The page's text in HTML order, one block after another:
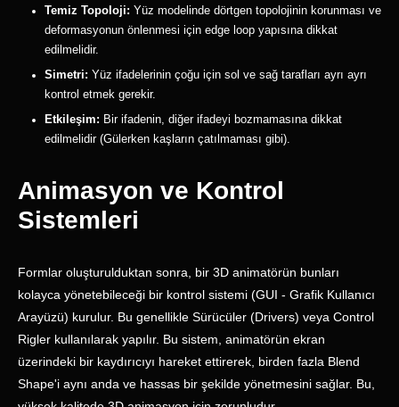
Temiz Topoloji: Yüz modelinde dörtgen topolojinin korunması ve
deformasyonun önlenmesi için edge loop yapısına dikkat
edilmelidir.
Simetri: Yüz ifadelerinin çoğu için sol ve sağ tarafları ayrı ayrı
kontrol etmek gerekir.
Etkileşim: Bir ifadenin, diğer ifadeyi bozmamasına dikkat
edilmelidir (Gülerken kaşların çatılmaması gibi).
Animasyon ve Kontrol
Sistemleri
Formlar oluşturulduktan sonra, bir 3D animatörün bunları
kolayca yönetebileceği bir kontrol sistemi (GUI - Grafik Kullanıcı
Arayüzü) kurulur. Bu genellikle Sürücüler (Drivers) veya Control
Rigler kullanılarak yapılır. Bu sistem, animatörün ekran
üzerindeki bir kaydırıcıyı hareket ettirerek, birden fazla Blend
Shape'i aynı anda ve hassas bir şekilde yönetmesini sağlar. Bu,